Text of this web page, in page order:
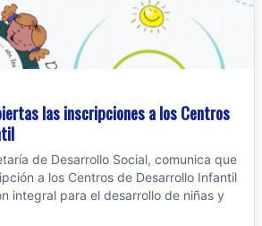
las inscripciones a los Centros
de Desarrollo Social, comunica que
a los Centros de Desarrollo Infantil
integral para el desarrollo de niñas y